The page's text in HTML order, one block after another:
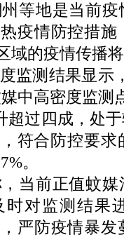
等地是当前
疫情防控措施
域的疫情传播
监测结果显示
中高密度监测
超过四成，处
符合防控要求
。
当前正值蚊
时对监测结果
严防疫情暴发